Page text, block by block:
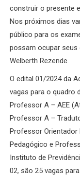
construir o presente
Nos próximos dias
público para os
possam ocupar seus
Welberth Rezende.
O edital 01/2024 da
vagas para o quadro
Professor A – AEE
Professor A –
Professor Orientador
Pedagógico e
Instituto de
02, são 25 vagas